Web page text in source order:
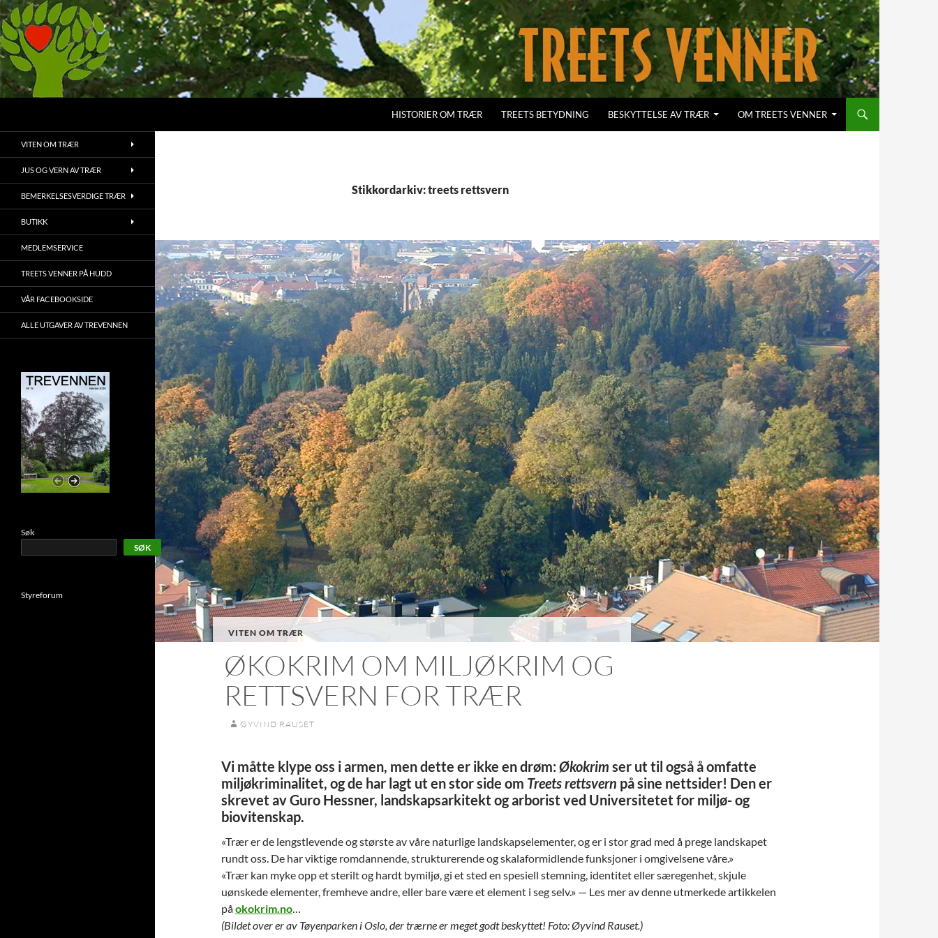
Hopp
til
innhold
HISTORIER OM TRÆR TREETS BETYDNING BESKYTTELSE AV TRÆR OM TREETS VENNER
Stikkordarkiv: treets rettsvern
VITEN OM TRÆR
ØKOKRIM OM MILJØKRIM OG
RETTSVERN FOR TRÆR
ØYVIND RAUSET
Vi måtte klype oss i armen, men dette er ikke en drøm:Økokrim ser ut til også å omfatte
miljøkriminalitet, og de har lagt ut en stor side om Treets rettsvern på sine nettsider! Den er
skrevet av Guro Hessner, landskapsarkitekt og arborist ved Universitetet for miljø- og
biovitenskap.
«Trær er de lengstlevende og største av våre naturlige landskapselementer, og er i stor grad med å prege landskapet
rundt oss. De har viktige romdannende, strukturerende og skalaformidlende funksjoner i omgivelsene våre.»
«Trær kan myke opp et sterilt og hardt bymiljø, gi et sted en spesiell stemning, identitet eller særegenhet, skjule
uønskede elementer, fremheve andre, eller bare være et element i seg selv.» — Les mer av denne utmerkede artikkelen
påokokrim.no…
(Bildet over er av Tøyenparken i Oslo, der trærne er meget godt beskyttet! Foto: Øyvind Rauset.)
trær og vegetasjon
VITEN OM TRÆR
JUS OG VERN AV TRÆR
BEMERKELSESVERDIGE TRÆR
BUTIKK
MEDLEMSERVICE
TREETS VENNER PÅ HUDD
VÅR FACEBOOKSIDE
ALLE UTGAVER AV TREVENNEN
Søk
SØK
Styreforum